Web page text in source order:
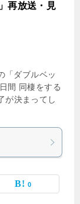
再放送・見
「ダブルベッ
間 同棲をする
が決まってし
0